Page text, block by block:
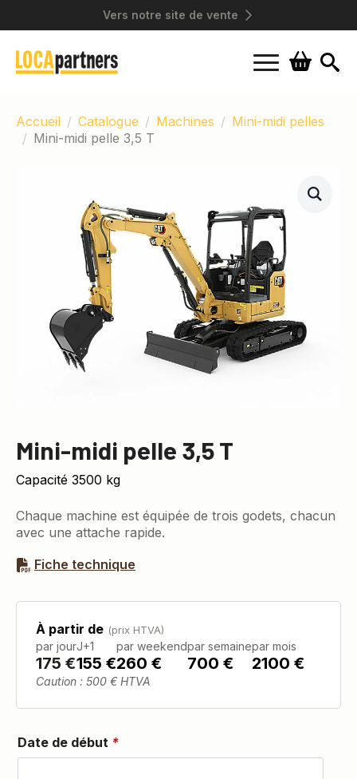
Vers notre site de vente
Accueil
Catalogue Machines
Mini-midi pelles
Mini-midi pelle 3,5 T
Mini-midi pelle 3,5 T
Capacité 3500 kg
Chaque machine est équipée de trois godets, chacun
avec une attache rapide.
Fiche technique
À partir de (prix HTVA)
par jour
175 €
J+1
155 €
par weekend
260 €
par semaine
700 €
par mois
2100 €
Caution : 500 € HTVA
Date de début *